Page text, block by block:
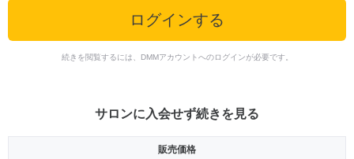
ログインする
続きを閲覧するには、DMMアカウントへのログインが必要です。
サロンに入会せず続きを見る
販売価格